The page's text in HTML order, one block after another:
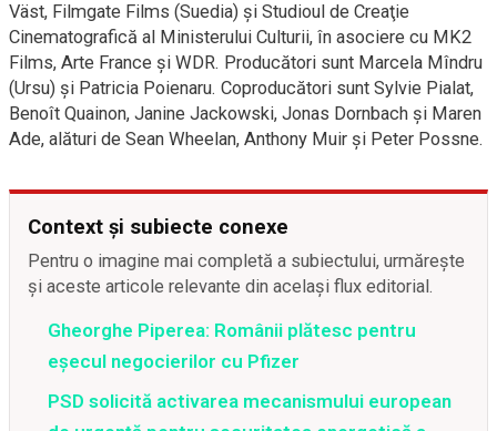
Väst, Filmgate Films (Suedia) şi Studioul de Creaţie
Cinematografică al Ministerului Culturii, în asociere cu MK2
Films, Arte France şi WDR. Producători sunt Marcela Mîndru
(Ursu) şi Patricia Poienaru. Coproducători sunt Sylvie Pialat,
Benoît Quainon, Janine Jackowski, Jonas Dornbach şi Maren
Ade, alături de Sean Wheelan, Anthony Muir şi Peter Possne.
Context și subiecte conexe
Pentru o imagine mai completă a subiectului, urmărește
și aceste articole relevante din același flux editorial.
Gheorghe Piperea: Românii plătesc pentru
eșecul negocierilor cu Pfizer
PSD solicită activarea mecanismului european